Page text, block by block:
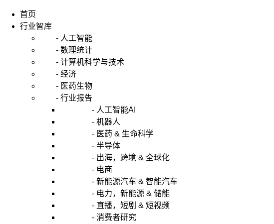
首页
行业智库
- 人工智能
- 数理统计
- 计算机科学与技术
- 经济
- 医药生物
- 行业报告
- 人工智能AI
- 机器人
- 医药 & 生命科学
- 半导体
- 出海，跨境 & 全球化
- 电商
- 新能源汽车 & 智能汽车
- 电力，新能源 & 储能
- 直播，短剧 & 短视频
- 消费者研究